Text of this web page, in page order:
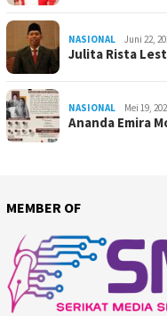
NASIONAL Juni 22,
Julita Rista
NASIONAL Mei 19,
Ananda Emira
MEMBER OF